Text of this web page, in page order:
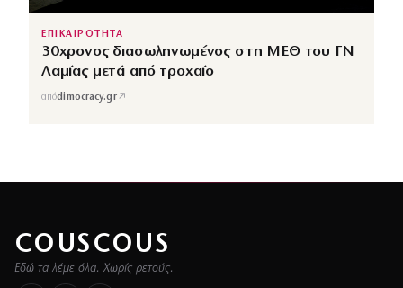
ΕΠΙΚΑΙΡΟΤΗΤΑ
30χρονος διασωληνωμένος στη ΜΕΘ του ΓΝ
Λαμίας μετά από τροχαίο
απόdimocracy.gr↗
COUSCOUS
Εδώ τα λέμε όλα. Χωρίς ρετούς.